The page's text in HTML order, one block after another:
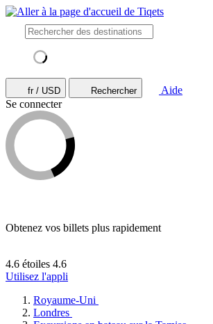
fr / USD Rechercher
Aide
Se connecter
Obtenez vos billets plus rapidement
4.6 étoiles 4.6
Utilisez l'appli
Royaume-Uni
Londres